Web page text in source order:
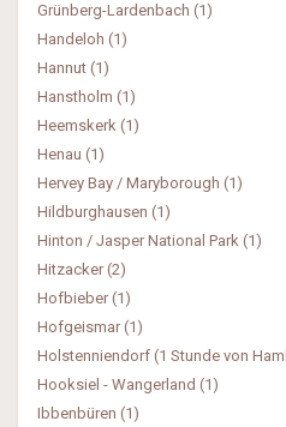
Grünberg-Lardenbach (1)
Handeloh (1)
Hannut (1)
Hanstholm (1)
Heemskerk (1)
Henau (1)
Hervey Bay / Maryborough (1)
Hildburghausen (1)
Hinton / Jasper National Park (1)
Hitzacker (2)
Hofbieber (1)
Hofgeismar (1)
Holstenniendorf (1 Stunde von
Hooksiel - Wangerland (1)
Ibbenbüren (1)